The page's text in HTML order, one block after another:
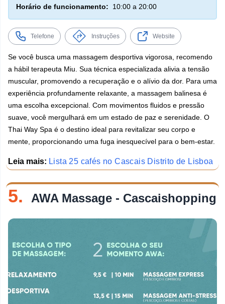
Horário de funcionamento:
10:00 a 20:00
Telefone Instruções Website
Se você busca uma massagem desportiva vigorosa, recomendo
a hábil terapeuta Miu. Sua técnica especializada alivia a tensão
muscular, promovendo a recuperação e o alívio da dor. Para uma
experiência profundamente relaxante, a massagem balinesa é
uma escolha excepcional. Com movimentos fluidos e pressão
suave, você mergulhará em um estado de paz e serenidade. O
Thai Way Spa é o destino ideal para revitalizar seu corpo e
mente, proporcionando uma fuga inesquecível para o bem-estar.
Leia mais: Lista 25 cafés no Cascais Distrito de Lisboa
5. AWA Massage - Cascaishopping